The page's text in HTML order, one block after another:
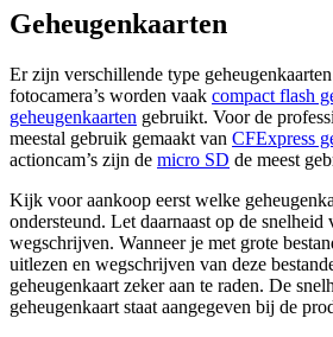
Geheugenkaarten
Er zijn verschillende type
fotocamera’s worden vaak compact flash
geheugenkaarten gebruikt. Voor de
meestal gebruik gemaakt van CFExpress
actioncam’s zijn de micro SD de meest
Kijk voor aankoop eerst welke
ondersteund. Let daarnaast op de snelheid
wegschrijven. Wanneer je met grote
uitlezen en wegschrijven van deze
geheugenkaart zeker aan te raden. De
geheugenkaart staat aangegeven bij de